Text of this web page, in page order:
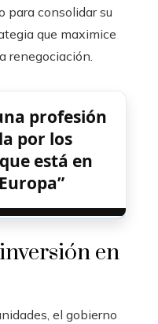
para consolidar su
que maximice
renegociación.
profesión
por los
está en
en
el gobierno